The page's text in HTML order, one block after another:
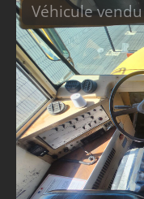
Véhicule vendu